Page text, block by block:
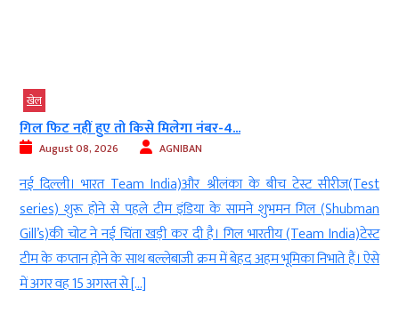
टेस्ट सीरीज(Test
गिल (Shubman
(Team India)टेस्ट
निभाते हैं। ऐसे
देर रात ऋषभ पंत ने CM पुष्कर धामी...
August 08, 2026
नई दिल्ली। भारतीय क्रिकेट टीम के स्टार
wicketkeeper) बल्लेबाज ऋषभ पंत (batsman
श्रीलंका(Sri Lanka) दौरे पर हैं लेकिन इसी बीच उनका
पोस्ट(social media post) चर्चा का विषय बन गया है। पंत
के मुख्यमंत्री पुष्कर सिंह धामी को टैग करते हुए अपने लिए